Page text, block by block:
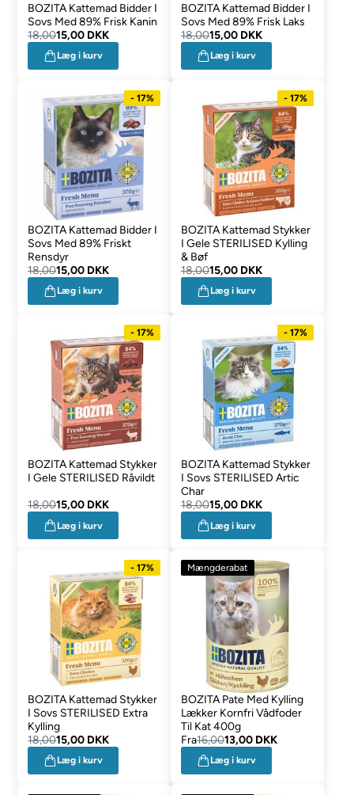
BOZITA Kattemad Bidder I
Sovs Med 89% Frisk Kanin
18,0015,00 DKK
Læg i kurv
BOZITA Kattemad Bidder I
Sovs Med 89% Frisk Laks
18,0015,00 DKK
Læg i kurv
- 17%
BOZITA Kattemad Bidder I
Sovs Med 89% Friskt
Rensdyr
18,0015,00 DKK
Læg i kurv
- 17%
BOZITA Kattemad Stykker
I Gele STERILISED Kylling
& Bøf
18,0015,00 DKK
Læg i kurv
- 17%
BOZITA Kattemad Stykker
I Gele STERILISED Råvildt
18,0015,00 DKK
Læg i kurv
- 17%
BOZITA Kattemad Stykker
I Sovs STERILISED Artic
Char
18,0015,00 DKK
Læg i kurv
- 17%
BOZITA Kattemad Stykker
I Sovs STERILISED Extra
Kylling
18,0015,00 DKK
Læg i kurv
Mængderabat
BOZITA Pate Med Kylling
Lækker Kornfri Vådfoder
Til Kat 400g
Fra16,0013,00 DKK
Læg i kurv